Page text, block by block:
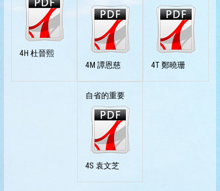
4H 杜晉熙
4M 譚恩慈 4T 鄭曉珊
自省的重要
4S 袁文芝